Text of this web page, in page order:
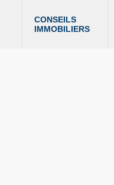
CONSEILS
IMMOBILIERS